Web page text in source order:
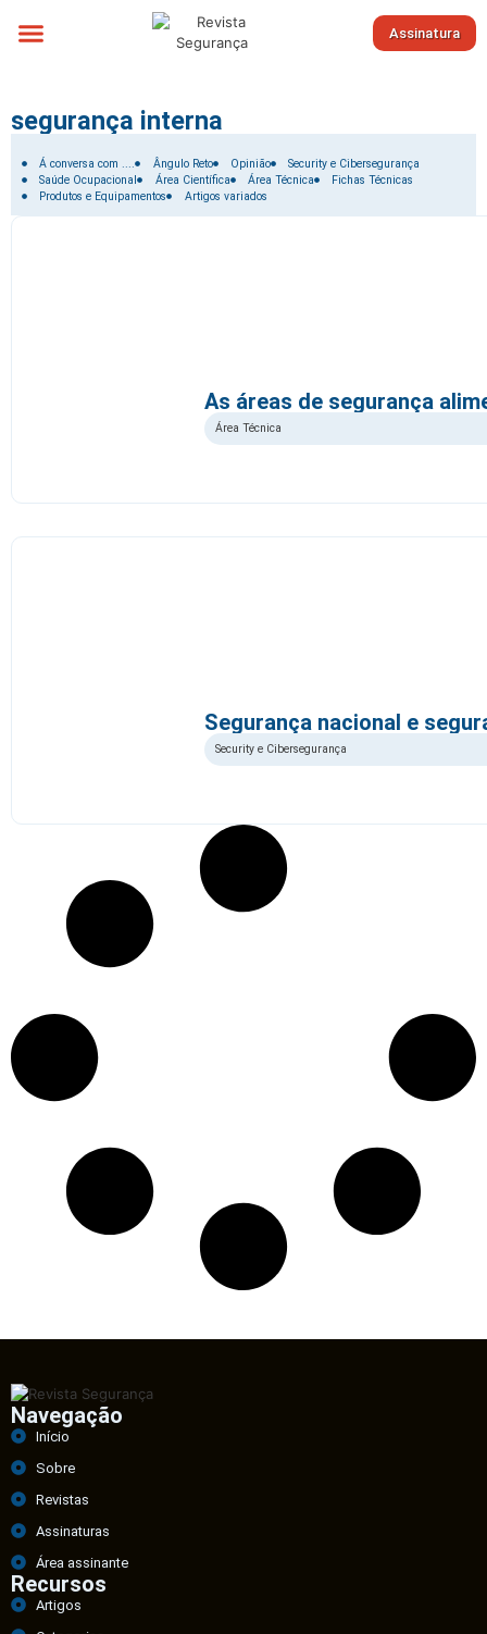
Assinatura
segurança interna
Filtrar por:
Á conversa com .... Ângulo Reto Opinião
Security e Cibersegurança
Saúde Ocupacional
Área Científica Área Técnica
Fichas Técnicas
Produtos e Equipamentos
Artigos variados
As áreas de segurança
Área Técnica
Segurança nacional e
Security e Cibersegurança
Navegação
Início
Sobre
Revistas
Assinaturas
Área assinante
Recursos
Artigos